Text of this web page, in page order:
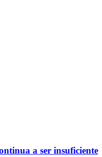
a ser insuficiente